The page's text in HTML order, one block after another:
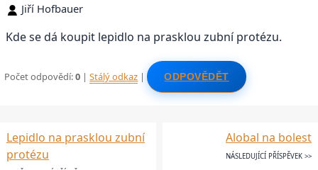
Jiří Hofbauer
Kde se dá koupit lepidlo na prasklou zubní protézu.
Počet odpovědí:0 |Stálý odkaz | ODPOVĚDĚT
Lepidlo na prasklou zubní
protézu
Alobal na bolest
NÁSLEDUJÍCÍ PŘÍSPĚVEK >>